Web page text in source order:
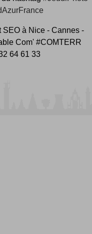
SEO à Nice - Cannes -
Com' #COMTERR
64 61 33